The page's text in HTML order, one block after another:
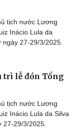
tịch nước Lương
Inácio Lula da
27-29/3/2025.
trì lễ đón Tổng
tịch nước Lương
Inácio Lula da Silva
29/3/2025.